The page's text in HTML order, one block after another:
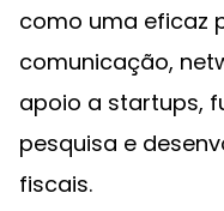
como uma eficaz
comunicação,
apoio a startups,
pesquisa e
fiscais.